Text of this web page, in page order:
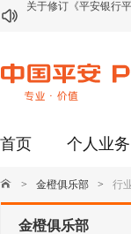
关于我行聚金宝交易
关于2020年端午节期
关于加强代理贵金属
首页 个人业务
> 金橙俱乐部 > 行
金橙俱乐部